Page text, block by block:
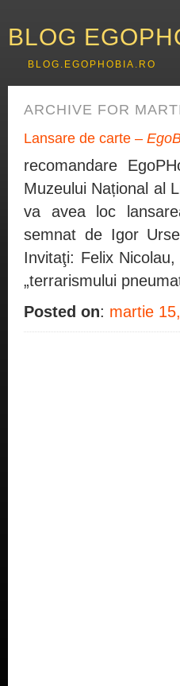
BLOG
BLOG.EGOPHOBIA.RO
ARCHIVE FOR
Lansare de carte –
recomandare
Muzeului Național al
va avea loc
semnat de Igor
Invitaţi: Felix
„terrarismului
Posted on: martie